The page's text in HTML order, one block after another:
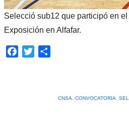
Selecció sub12 que participó en
Exposición en Alfafar.
Facebook
Twitter
CNSA, CONVOCATORIA,